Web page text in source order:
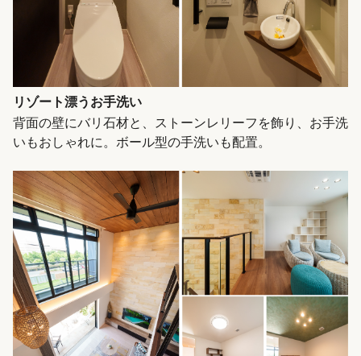
リゾート漂うお手洗い
背面の壁にバリ石材と、ストーンレリーフを飾り、お手洗
いもおしゃれに。ボール型の手洗いも配置。